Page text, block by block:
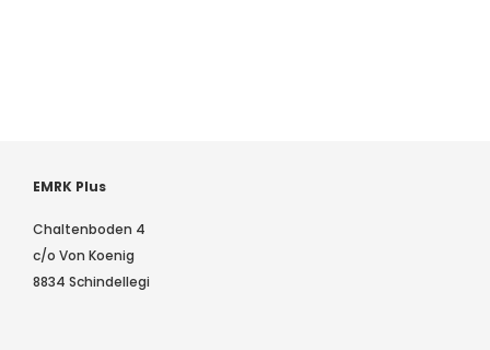
EMRK Plus
Chaltenboden 4
c/o Von Koenig
8834 Schindellegi